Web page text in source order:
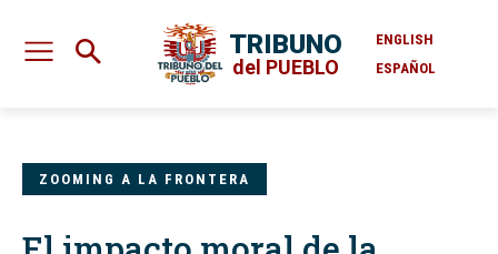
TRIBUNO
del PUEBLO
ENGLISH
ESPAÑOL
ZOOMING A LA FRONTERA